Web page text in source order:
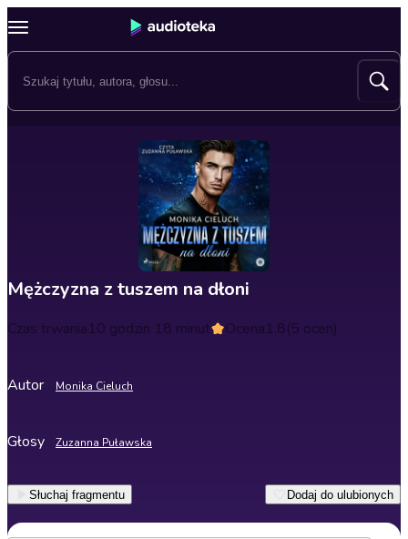
Mężczyzna z tuszem na dłoni
Czas trwania10 godzin 18 minut Ocena1.8(5 ocen)
Autor Monika Cieluch
Głosy Zuzanna Puławska
Słuchaj fragmentu Dodaj do ulubionych